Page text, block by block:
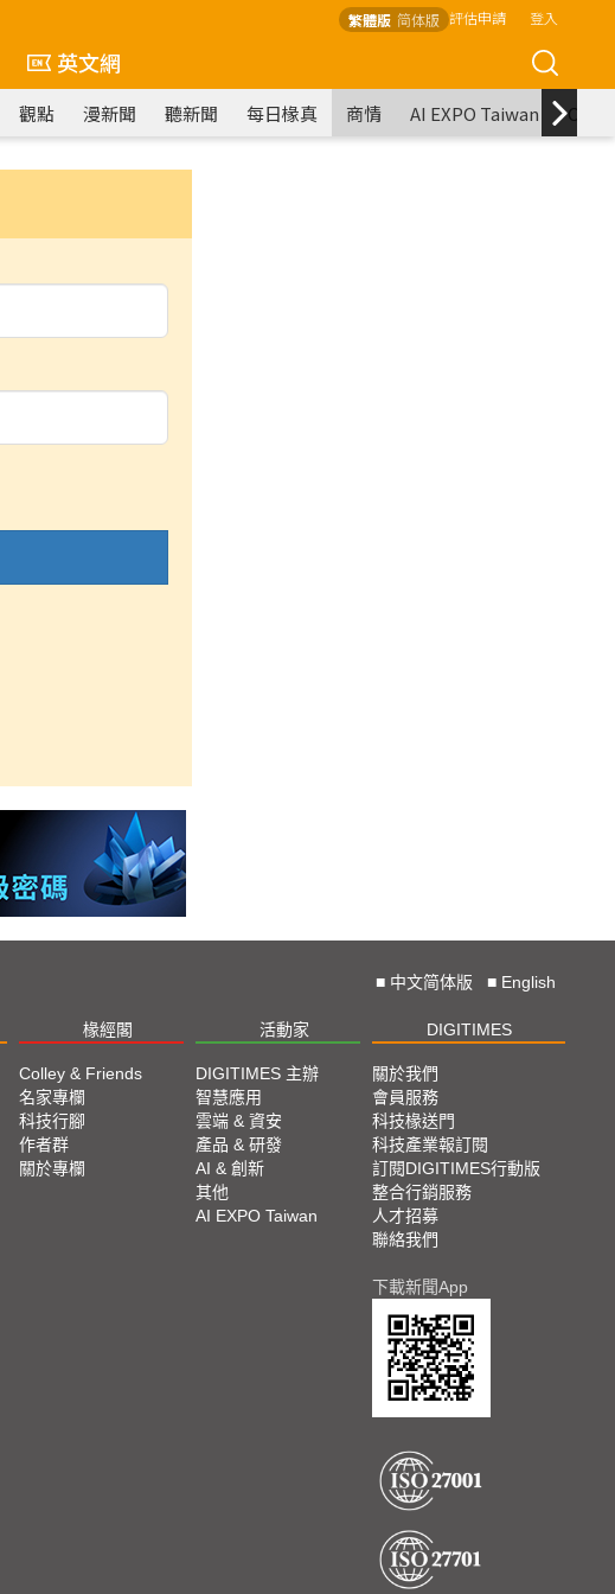
繁體版 简体版 評估申請 登入
英文網
觀點 漫新聞 聽新聞 每日椽真 商情 AI EXPO Taiwan
■ 中文简体版 ■ English
椽經閣 活動家 DIGITIMES
Colley & Friends
名家專欄
科技行腳
作者群
關於專欄
DIGITIMES 主辦
智慧應用
雲端 & 資安
產品 & 研發
AI & 創新
其他
AI EXPO Taiwan
關於我們
會員服務
科技椽送門
科技產業報訂閱
訂閱DIGITIMES行動版
整合行銷服務
人才招募
聯絡我們
下載新聞App